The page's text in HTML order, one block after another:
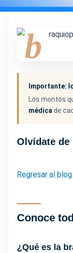
Importante:
Los montos
médica de
Olvídate de
Regresar al blog
Conoce
¿Qué es la